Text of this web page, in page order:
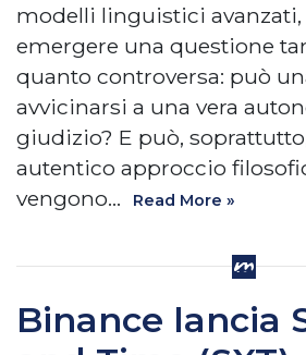
modelli linguistici
emergere una questione
quanto controversa: può
avvicinarsi a una vera
giudizio? E può,
autentico approccio
vengono…
Read More »
Binance lancia